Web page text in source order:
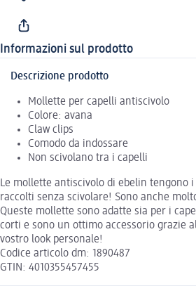
Informazioni sul prodotto
Descrizione prodotto
Mollette per capelli antiscivolo
Colore: avana
Claw clips
Comodo da indossare
Non scivolano tra i capelli
Le mollette antiscivolo di ebelin tengono
raccolti senza scivolare! Sono anche
Queste mollette sono adatte sia per i
corti e sono un ottimo accessorio grazie
vostro look personale!
Codice articolo dm: 1890487
GTIN: 4010355457455